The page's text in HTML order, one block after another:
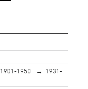
1901-1950
1931-